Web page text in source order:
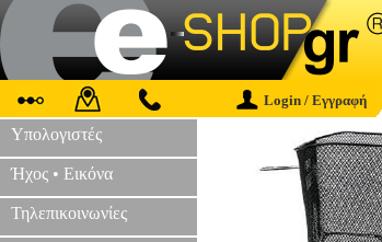
Login / Εγγραφή
Υπολογιστές
Ήχος • Εικόνα
Τηλεπικοινωνίες